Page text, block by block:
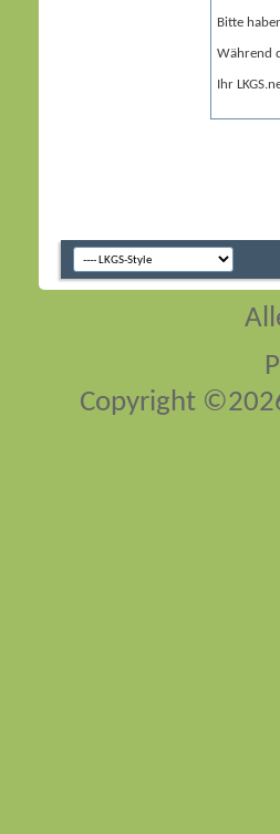
Bitte
Während
Ihr
Copyright